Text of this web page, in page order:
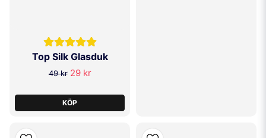
Top Silk Glasduk
49 kr 29 kr
KÖP